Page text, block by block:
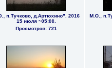
п.Тучково, д.Артюхино". 2016
15 июля ~05:00.
Просмотров: 721
М.О.,